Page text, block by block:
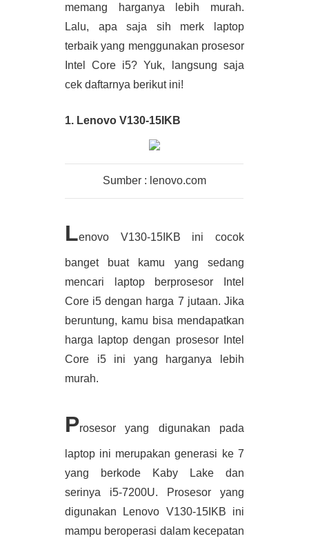
memang harganya lebih murah.
Lalu, apa saja sih merk laptop
terbaik yang menggunakan prosesor
Intel Core i5? Yuk, langsung saja
cek daftarnya berikut ini!
1. Lenovo V130-15IKB
Sumber : lenovo.com
Lenovo V130-15IKB ini cocok
banget buat kamu yang sedang
mencari laptop berprosesor Intel
Core i5 dengan harga 7 jutaan. Jika
beruntung, kamu bisa mendapatkan
harga laptop dengan prosesor Intel
Core i5 ini yang harganya lebih
murah.
Prosesor yang digunakan pada
laptop ini merupakan generasi ke 7
yang berkode Kaby Lake dan
serinya i5-7200U. Prosesor yang
digunakan Lenovo V130-15IKB ini
mampu beroperasi dalam kecepatan